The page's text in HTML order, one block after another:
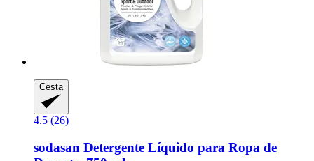
Cesta
4.5 (26)
sodasan Detergente Líquido para Ropa de